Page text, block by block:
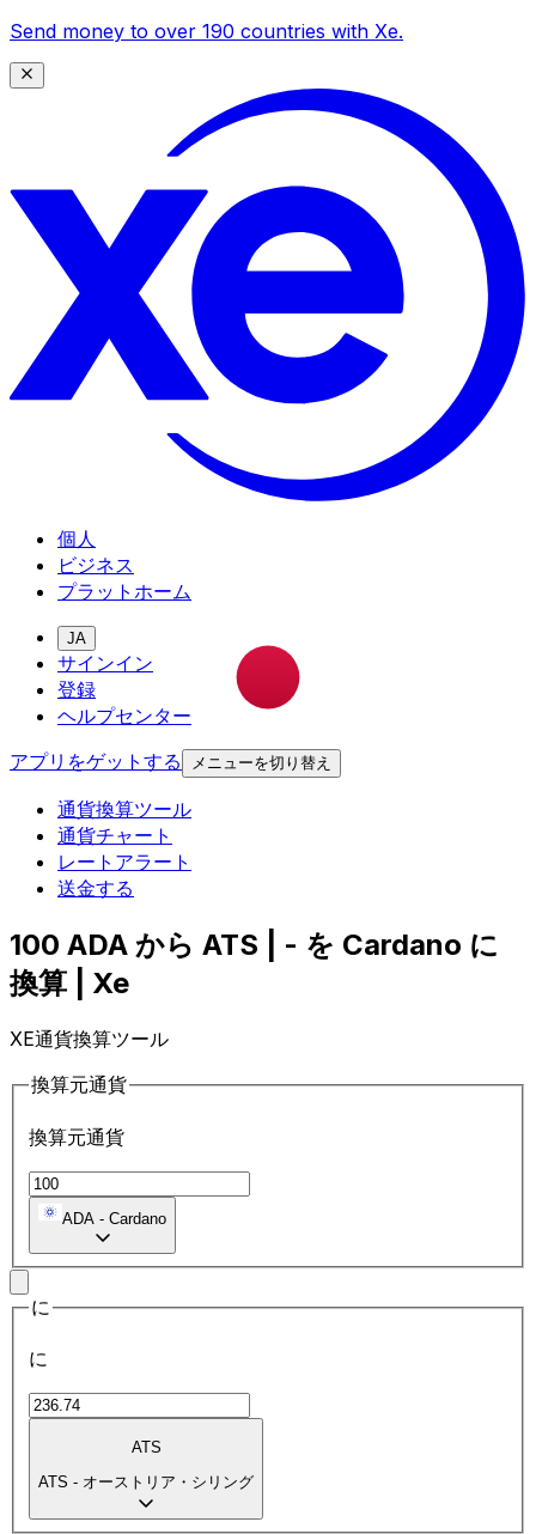
Send money to over 190 countries with Xe.
個人
ビジネス
プラットホーム
JA
サインイン
登録
ヘルプセンター
アプリをゲットする
メニューを切り替え
通貨換算ツール
通貨チャート
レートアラート
送金する
100 ADA から ATS | - を Cardano に
換算 | Xe
XE通貨換算ツール
換算元通貨
換算元通貨
ADA - Cardano
に
に
ATS
ATS - オーストリア・シリング